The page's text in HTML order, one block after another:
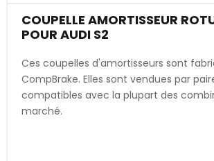
COUPELLE AMORTISSEUR
POUR AUDI S2
Ces coupelles d'amortisseurs sont
CompBrake. Elles sont vendues par
compatibles avec la plupart des
marché.